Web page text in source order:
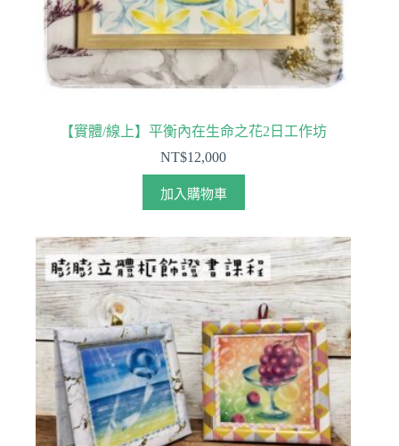
【實體/線上】平衡內在生命之花2日工作坊
NT$12,000
加入購物車